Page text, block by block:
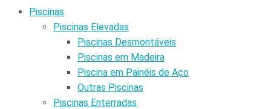
Piscinas
Piscinas Elevadas
Piscinas Desmontáveis
Piscinas em Madeira
Piscina em Painéis de Aço
Outras Piscinas
Piscinas Enterradas